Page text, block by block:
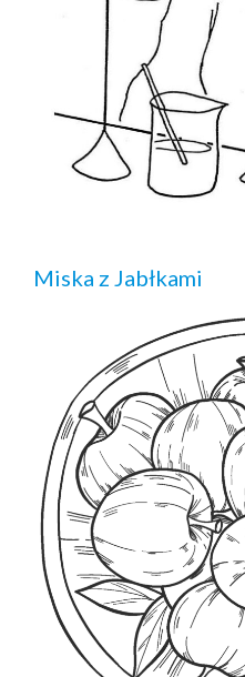
Miska z Jabłkami